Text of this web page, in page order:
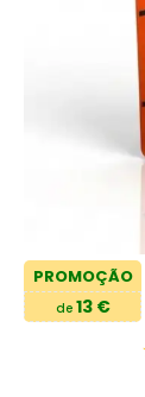
PROMOÇÃO
de13 €